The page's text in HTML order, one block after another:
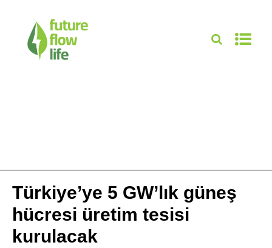
Türkiye’ye 5 GW’lık güneş
hücresi üretim tesisi
kurulacak